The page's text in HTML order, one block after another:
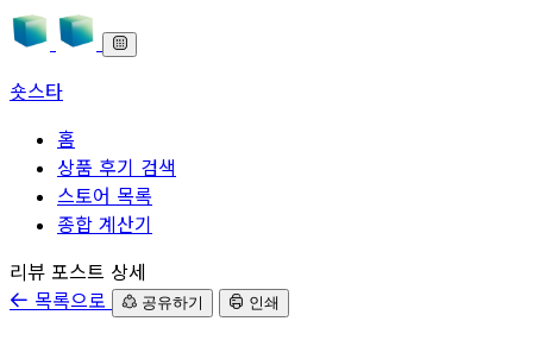
숏스타
홈
상품 후기 검색
스토어 목록
종합 계산기
본문으로 바로가기
리뷰 포스트 상세
목록으로
공유하기 인쇄